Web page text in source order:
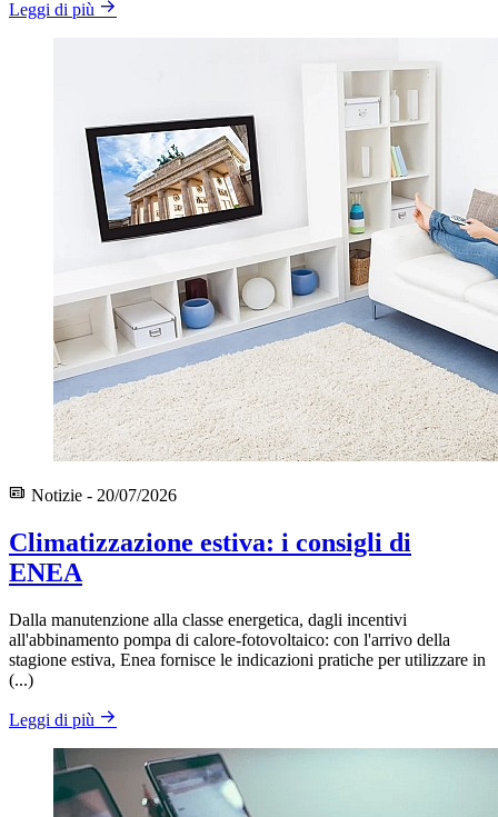
Leggi di più
Notizie - 20/07/2026
Climatizzazione estiva: i consigli di
ENEA
Dalla manutenzione alla classe energetica, dagli incentivi
all'abbinamento pompa di calore-fotovoltaico: con l'arrivo della
stagione estiva, Enea fornisce le indicazioni pratiche per utilizzare in
(...)
Leggi di più